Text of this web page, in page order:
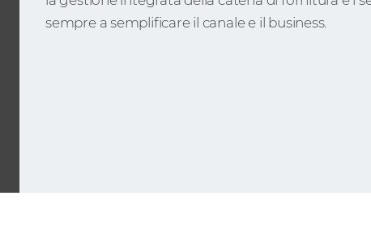
sempre a semplificare il canale e il business.